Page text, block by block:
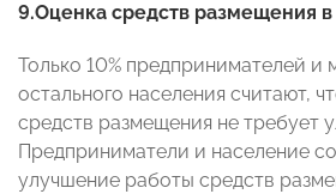
9.Оценка средств размещения в
Только 10% предпринимателей и
остального населения считают,
средств размещения не требует
Предприниматели и население
улучшение работы средств